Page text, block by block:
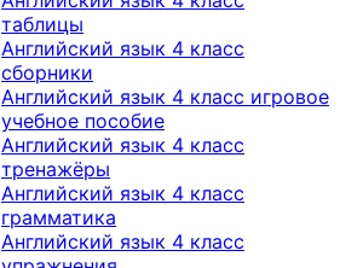
таблицы
Английский язык 4 класс
сборники
Английский язык 4 класс игровое
учебное пособие
Английский язык 4 класс
тренажёры
Английский язык 4 класс
грамматика
Английский язык 4 класс